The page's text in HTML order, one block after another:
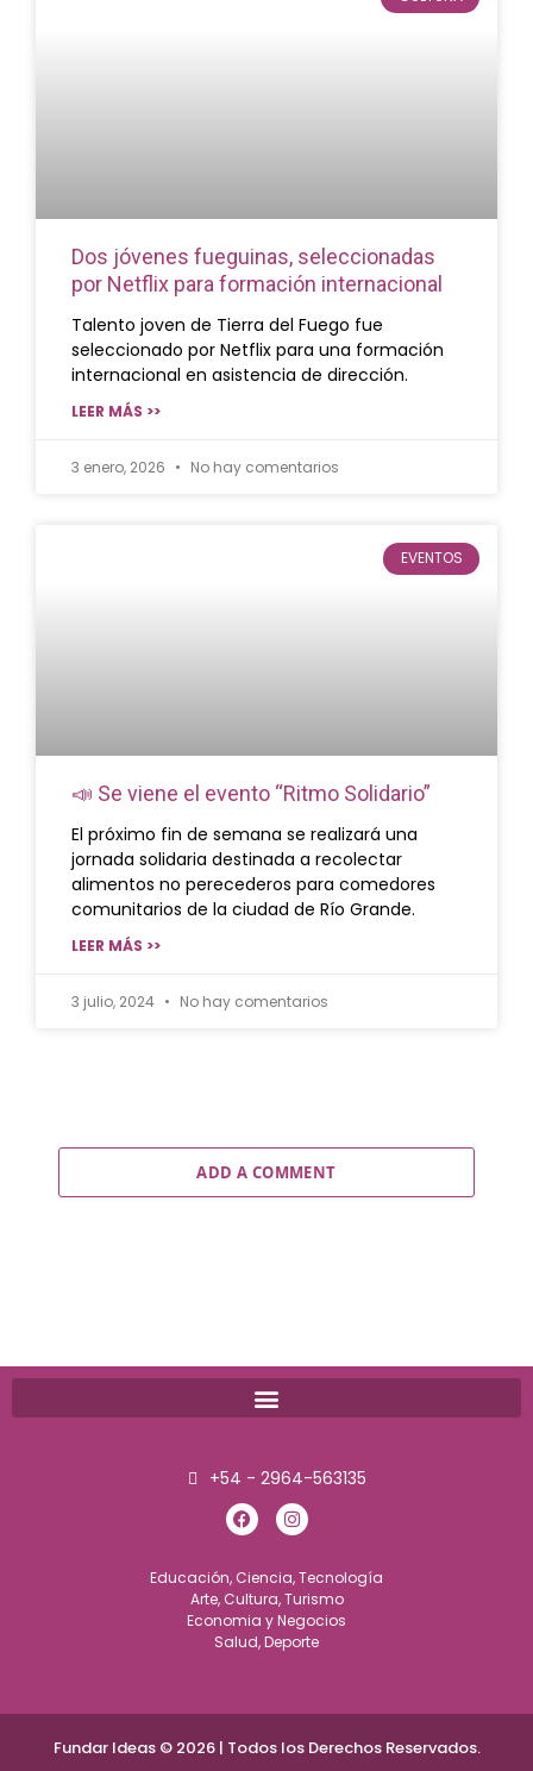
Dos jóvenes fueguinas, seleccionadas
por Netflix para formación internacional
Talento joven de Tierra del Fuego fue
seleccionado por Netflix para una formación
internacional en asistencia de dirección.
LEER MÁS >>
3 enero, 2026 No hay comentarios
EVENTOS
📣 Se viene el evento “Ritmo Solidario”
El próximo fin de semana se realizará una
jornada solidaria destinada a recolectar
alimentos no perecederos para comedores
comunitarios de la ciudad de Río Grande.
LEER MÁS >>
3 julio, 2024 No hay comentarios
ADD A COMMENT
+54 - 2964-563135
Educación, Ciencia, Tecnología
Arte, Cultura, Turismo
Economia y Negocios
Salud, Deporte
Fundar Ideas © 2026 | Todos los Derechos Reservados.